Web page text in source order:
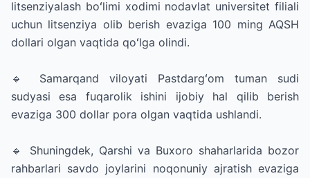
litsenziyalash boʻlimi xodimi nodavlat universitet filiali
uchun litsenziya olib berish evaziga 100 ming AQSH
dollari olgan vaqtida qoʻlga olindi.
🔹 Samarqand viloyati Pastdargʻom tuman sudi
sudyasi esa fuqarolik ishini ijobiy hal qilib berish
evaziga 300 dollar pora olgan vaqtida ushlandi.
🔹 Shuningdek, Qarshi va Buxoro shaharlarida bozor
rahbarlari savdo joylarini noqonuniy ajratish evaziga